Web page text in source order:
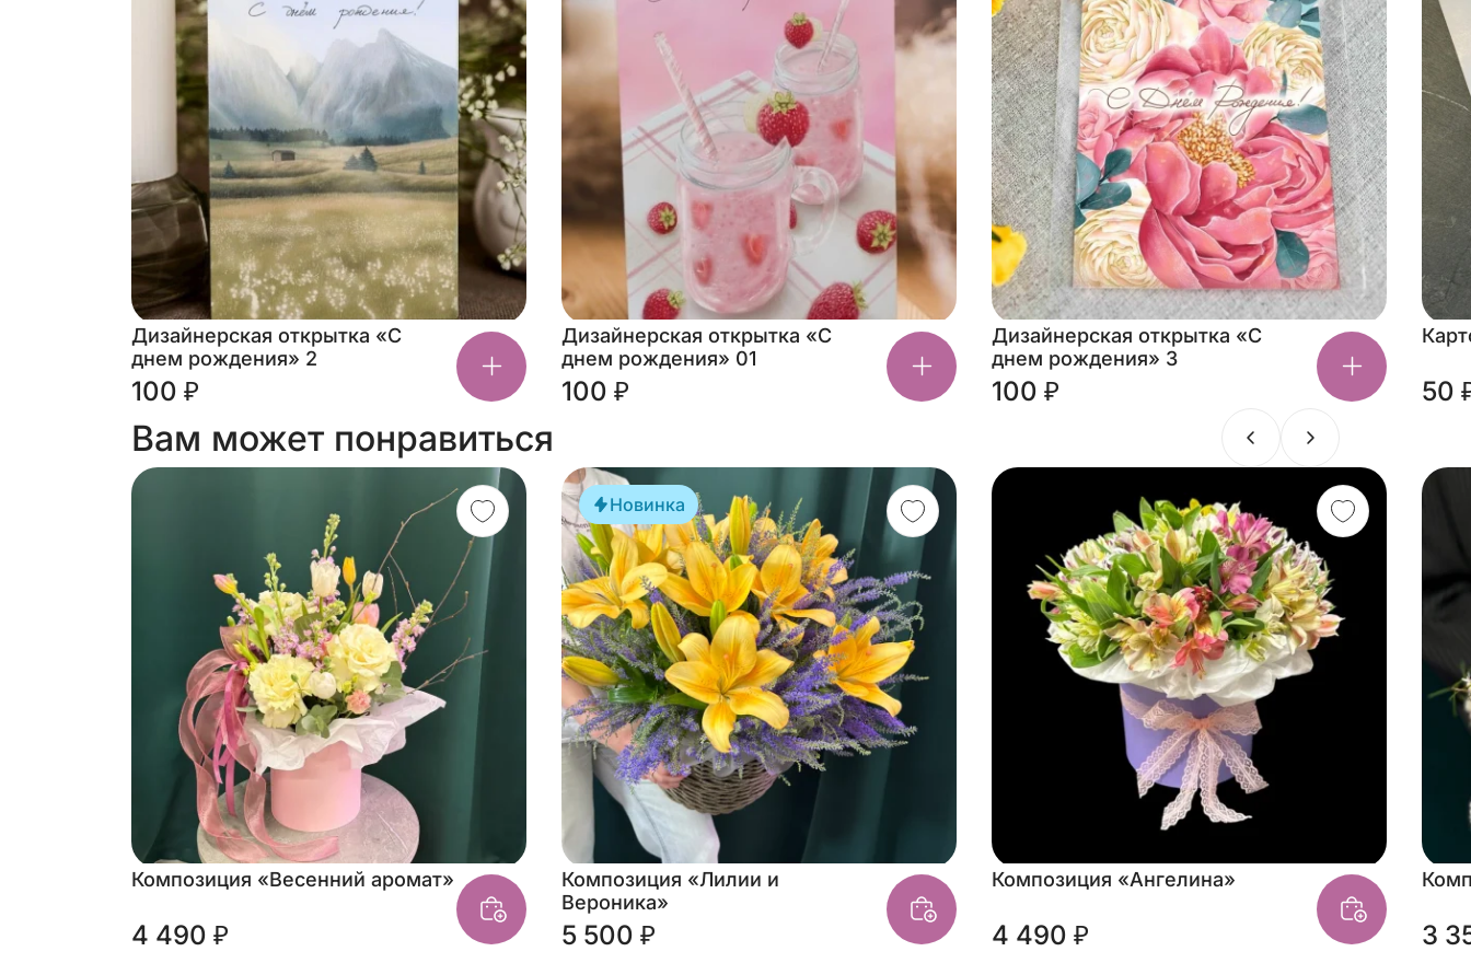
Дизайнерская открытка «С
днем рождения» 2
100 ₽
Дизайнерская открытка «С
днем рождения» 01
100 ₽
Дизайнерская открытка «С
днем рождения» 3
100 ₽ 50
Вам может понравиться
Композиция «Весенний аромат»
4 490 ₽
Новинка
Композиция «Лилии и
Вероника»
5 500 ₽
Композиция «Ангелина»
4 490 ₽ 3